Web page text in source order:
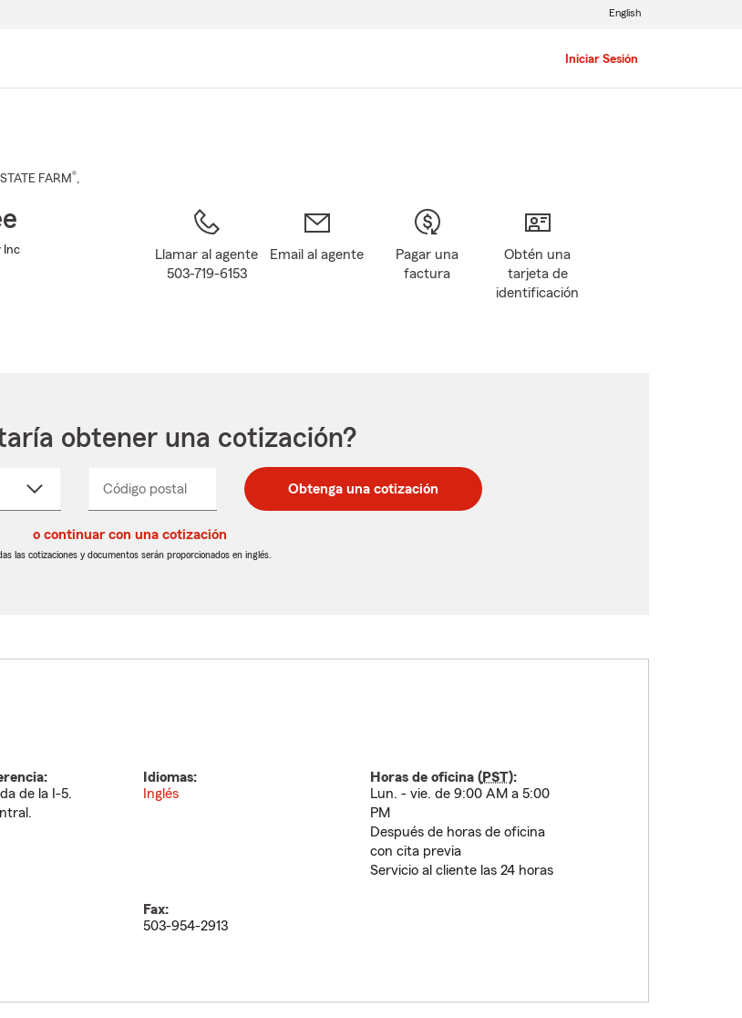
Iniciar Sesión
English
FARM®,
Inc
Llamar al agente
503-719-6153
Email al agente
Pagar una
factura
Obtén una
tarjeta de
identificación
obtener una cotización?
Código postal
postal
de
postal
de
_____ Obtenga una cotización
o continuar con una cotización
las cotizaciones y documentos serán proporcionados en inglés.
de la I-5.
Idiomas:
Inglés
Horas de oficina (PST):
Lun. - vie. de 9:00 AM a 5:00
PM
Después de horas de oficina
con cita previa
Servicio al cliente las 24 horas
Fax:
503-954-2913